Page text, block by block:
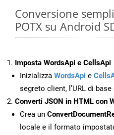
Conversione
POTX su Android
Imposta WordsApi e CellsApi
Inizializza WordsApi e
segreto client, l’URL di
Converti JSON in HTML con
Crea un
locale e il formato